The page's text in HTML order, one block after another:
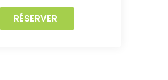
RÉSERVER